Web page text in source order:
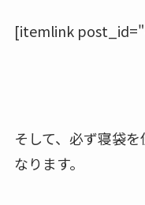
[itemlink
そして、必ず寝袋
なります。